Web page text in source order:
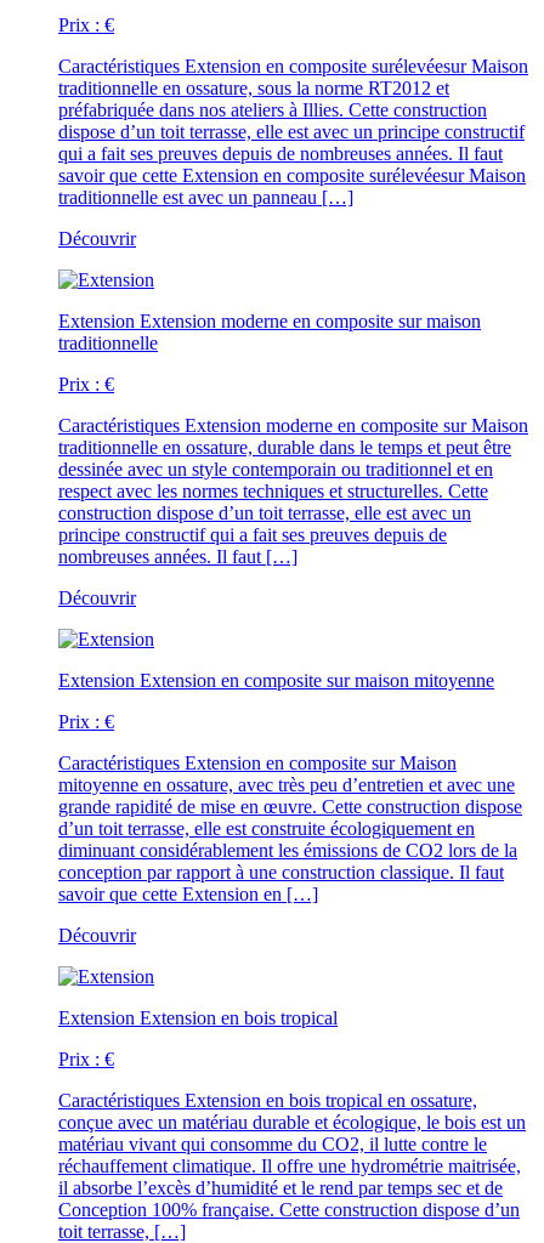
Prix : €
Caractéristiques Extension en composite surélevéesur Maison
traditionnelle en ossature, sous la norme RT2012 et
préfabriquée dans nos ateliers à Illies. Cette construction
dispose d’un toit terrasse, elle est avec un principe constructif
qui a fait ses preuves depuis de nombreuses années. Il faut
savoir que cette Extension en composite surélevéesur Maison
traditionnelle est avec un panneau […]
Découvrir
Extension Extension moderne en composite sur maison
traditionnelle
Prix : €
Caractéristiques Extension moderne en composite sur Maison
traditionnelle en ossature, durable dans le temps et peut être
dessinée avec un style contemporain ou traditionnel et en
respect avec les normes techniques et structurelles. Cette
construction dispose d’un toit terrasse, elle est avec un
principe constructif qui a fait ses preuves depuis de
nombreuses années. Il faut […]
Découvrir
Extension Extension en composite sur maison mitoyenne
Prix : €
Caractéristiques Extension en composite sur Maison
mitoyenne en ossature, avec très peu d’entretien et avec une
grande rapidité de mise en œuvre. Cette construction dispose
d’un toit terrasse, elle est construite écologiquement en
diminuant considérablement les émissions de CO2 lors de la
conception par rapport à une construction classique. Il faut
savoir que cette Extension en […]
Découvrir
Extension Extension en bois tropical
Prix : €
Caractéristiques Extension en bois tropical en ossature,
conçue avec un matériau durable et écologique, le bois est un
matériau vivant qui consomme du CO2, il lutte contre le
réchauffement climatique. Il offre une hydrométrie maitrisée,
il absorbe l’excès d’humidité et le rend par temps sec et de
Conception 100% française. Cette construction dispose d’un
toit terrasse, […]